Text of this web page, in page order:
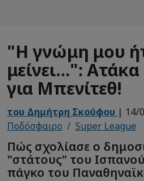
"Η γνώμη μου
μείνει...":
για Μπενίτεθ!
του Δημήτρη Σκούφου | 14/
Ποδόσφαιρο
Super League
Πώς σχολίασε ο
"στάτους" του
πάγκο του